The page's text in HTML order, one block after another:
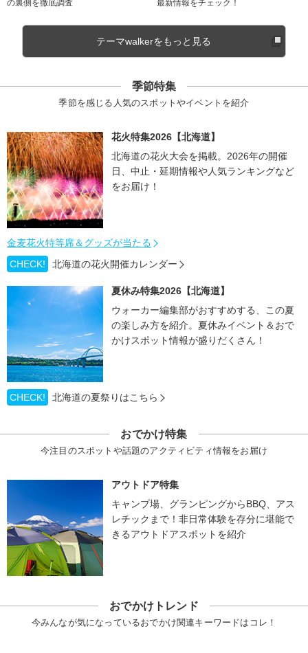
の裏側を徹底調査
最新情報をチェック！
テーマwalkerをもっと見る
季節特集
季節を感じる人気のスポットやイベントを紹介
花火特集2026【北海道】
北海道の花火大会を掲載。2026年の開催
日、中止・延期情報や人気ランキングなど
をお届け！
金麦花火特等席＆グッズが当たる
CHECK!
北海道の花火開催カレンダー
夏休み特集2026【北海道】
ウォーカー編集部がおすすめする、この夏
の楽しみ方を紹介。夏休みイベント＆おで
かけスポット情報が盛りだくさん！
CHECK! 北海道の夏祭りはこちら
おでかけ特集
今注目のスポットや話題のアクティビティ情報をお届け
アウトドア特集
キャンプ場、グランピングからBBQ、アス
レチックまで！非日常体験を存分に堪能で
きるアウトドアスポットを紹介
おでかけトレンド
今みんなが気になっているおでかけ関連キーワードはコレ！